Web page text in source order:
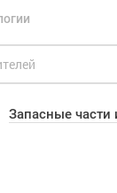
Запасные части